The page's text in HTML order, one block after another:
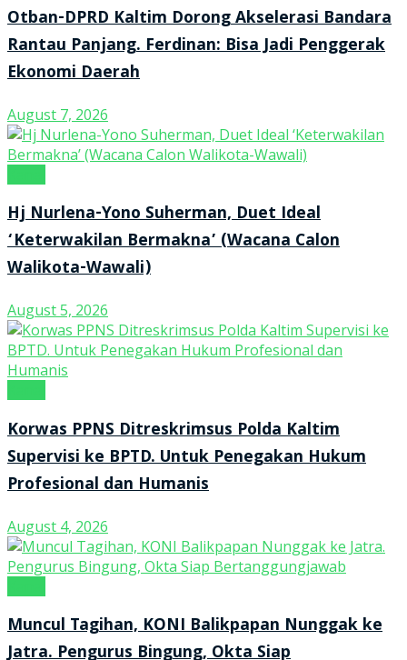
Otban-DPRD Kaltim Dorong Akselerasi Bandara
Rantau Panjang. Ferdinan: Bisa Jadi Penggerak
Ekonomi Daerah
August 7, 2026
Hj Nurlena-Yono Suherman, Duet Ideal
‘Keterwakilan Bermakna’ (Wacana Calon
Walikota-Wawali)
August 5, 2026
Korwas PPNS Ditreskrimsus Polda Kaltim
Supervisi ke BPTD. Untuk Penegakan Hukum
Profesional dan Humanis
August 4, 2026
Muncul Tagihan, KONI Balikpapan Nunggak ke
Jatra. Pengurus Bingung, Okta Siap